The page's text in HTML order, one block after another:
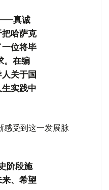
——真诚
哈萨克
位将毕
。在编
关于国
实践中
感受到这一发展脉
阶段施
、希望